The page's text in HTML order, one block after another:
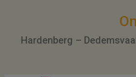
Hardenberg –